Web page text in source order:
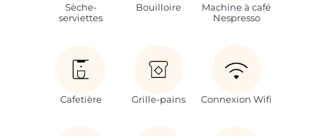
Sèche-
serviettes
Bouilloire
Machine à café
Nespresso
Cafetière Grille-pains Connexion Wifi